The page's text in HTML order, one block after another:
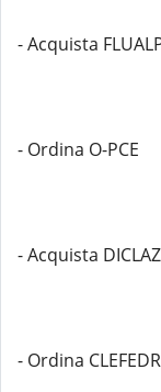
- Acquista
- Ordina O-PCE
- Acquista
- Ordina